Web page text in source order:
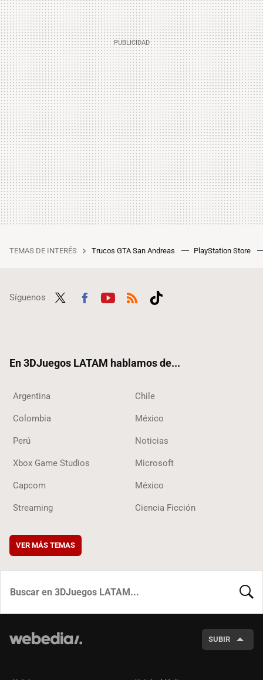
TEMAS DE INTERÉS Trucos GTA San Andreas PlayStation Store
Síguenos
En 3DJuegos LATAM hablamos de...
Argentina Chile
Colombia México
Perú Noticias
Xbox Game Studios Microsoft
Capcom México
Streaming Ciencia Ficción
VER MÁS TEMAS
SUBIR